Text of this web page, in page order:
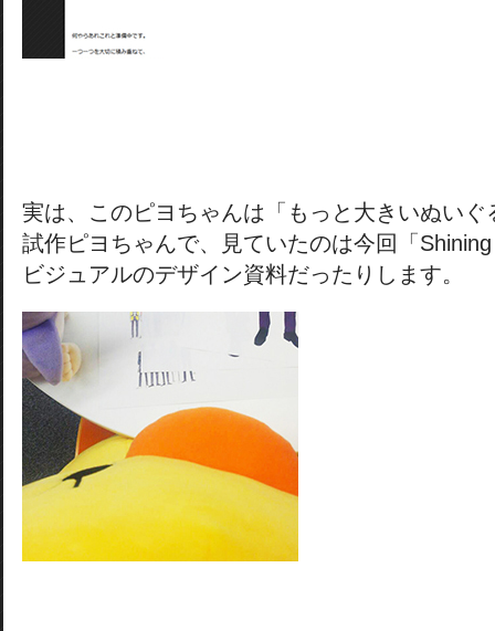
実は、このピヨちゃんは「もっと大きいぬいぐ
試作ピヨちゃんで、見ていたのは今回「
ビジュアルのデザイン資料だったりします。